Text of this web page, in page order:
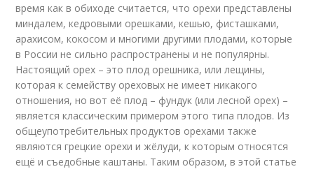
время как в обиходе считается, что орехи представлены
миндалем, кедровыми орешками, кешью, фисташками,
арахисом, кокосом и многими другими плодами, которые
в России не сильно распространены и не популярны.
Настоящий орех – это плод орешника, или лещины,
которая к семейству ореховых не имеет никакого
отношения, но вот её плод – фундук (или лесной орех) –
является классическим примером этого типа плодов. Из
общеупотребительных продуктов орехами также
являются грецкие орехи и жёлуди, к которым относятся
ещё и съедобные каштаны. Таким образом, в этой статье